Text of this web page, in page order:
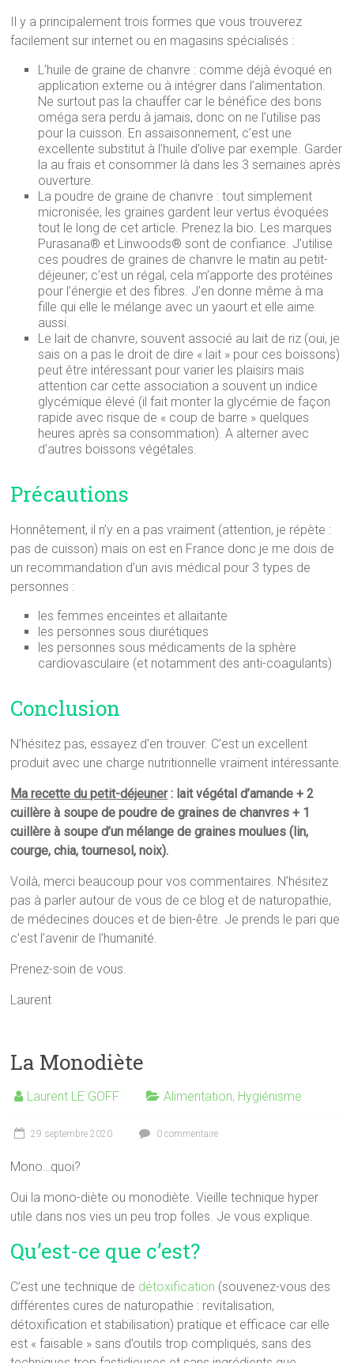
Il y a principalement trois formes que vous trouverez
facilement sur internet ou en magasins spécialisés :
L’huile de graine de chanvre : comme déjà évoqué en
application externe ou à intégrer dans l’alimentation.
Ne surtout pas la chauffer car le bénéfice des bons
oméga sera perdu à jamais, donc on ne l’utilise pas
pour la cuisson. En assaisonnement, c’est une
excellente substitut à l’huile d’olive par exemple. Garder
la au frais et consommer là dans les 3 semaines après
ouverture.
La poudre de graine de chanvre : tout simplement
micronisée, les graines gardent leur vertus évoquées
tout le long de cet article. Prenez la bio. Les marques
Purasana® et Linwoods® sont de confiance. J’utilise
ces poudres de graines de chanvre le matin au petit-
déjeuner; c’est un régal, cela m’apporte des protéines
pour l’énergie et des fibres. J’en donne même à ma
fille qui elle le mélange avec un yaourt et elle aime
aussi.
Le lait de chanvre, souvent associé au lait de riz (oui, je
sais on a pas le droit de dire « lait » pour ces boissons)
peut être intéressant pour varier les plaisirs mais
attention car cette association a souvent un indice
glycémique élevé (il fait monter la glycémie de façon
rapide avec risque de « coup de barre » quelques
heures après sa consommation). A alterner avec
d’autres boissons végétales.
Précautions
Honnêtement, il n’y en a pas vraiment (attention, je répète :
pas de cuisson) mais on est en France donc je me dois de
un recommandation d’un avis médical pour 3 types de
personnes :
les femmes enceintes et allaitante
les personnes sous diurétiques
les personnes sous médicaments de la sphère
cardiovasculaire (et notamment des anti-coagulants)
Conclusion
N’hésitez pas, essayez d’en trouver. C’est un excellent
produit avec une charge nutritionnelle vraiment intéressante.
Ma recette du petit-déjeuner: lait végétal d’amande + 2
cuillère à soupe de poudre de graines de chanvres + 1
cuillère à soupe d’un mélange de graines moulues (lin,
courge, chia, tournesol, noix).
Voilà, merci beaucoup pour vos commentaires. N’hésitez
pas à parler autour de vous de ce blog et de naturopathie,
de médecines douces et de bien-être. Je prends le pari que
c’est l’avenir de l’humanité.
Prenez-soin de vous.
Laurent
La Monodiète
Laurent LE GOFF Alimentation, Hygiénisme
29 septembre 2020 0 commentaire
Mono…quoi?
Oui la mono-diète ou monodiète. Vieille technique hyper
utile dans nos vies un peu trop folles. Je vous explique.
Qu’est-ce que c’est?
C’est une technique de détoxification (souvenez-vous des
différentes cures de naturopathie : revitalisation,
détoxification et stabilisation) pratique et efficace car elle
est « faisable » sans d’outils trop compliqués, sans des